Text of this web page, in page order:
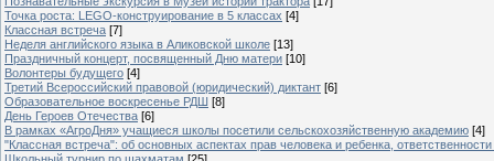
Точка роста: LEGO-конструирование в 5 классах [4]
Классная встреча [7]
Неделя английского языка в Аликовской школе [13]
Праздничный концерт, посвященный Дню матери [10]
Волонтеры будущего [4]
Третий Всероссийский правовой (юридический) диктант [6]
Образовательное воскресенье РДШ [8]
День Героев Отечества [6]
В рамках «АгроДня» учащиеся школы посетили сельскохозяйственную академию [4]
"Классная встреча": об основных аспектах прав человека и ребенка,